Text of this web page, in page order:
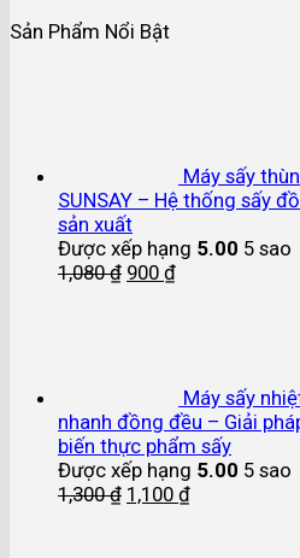
Sản Phẩm Nổi Bật
Máy sấy
SUNSAY – Hệ thống sấy
sản xuất
Được xếp hạng 5.00 5 sao
1,080₫ 900 ₫
Máy sấy
nhanh đồng đều – Giải
biến thực phẩm sấy
Được xếp hạng 5.00 5 sao
1,300₫ 1,100 ₫